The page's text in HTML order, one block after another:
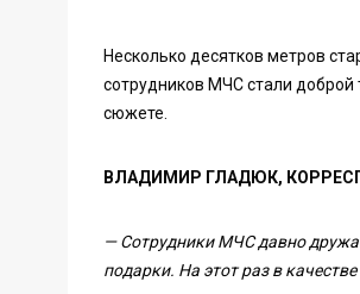
Несколько десятков метров
сотрудников МЧС стали доброй
сюжете.
ВЛАДИМИР ГЛАДЮК,
— Сотрудники МЧС давно
подарки. На этот раз в